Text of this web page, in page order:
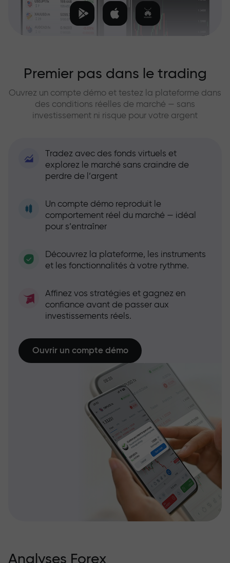
Premier pas dans le trading
Ouvrez un compte démo et testez la plateforme dans
des conditions réelles de marché — sans
investissement ni risque pour votre argent
Tradez avec des fonds virtuels et
explorez le marché sans craindre de
perdre de l’argent
Un compte démo reproduit le
comportement réel du marché — idéal
pour s’entraîner
Découvrez la plateforme, les instruments
et les fonctionnalités à votre rythme.
Affinez vos stratégies et gagnez en
confiance avant de passer aux
investissements réels.
Ouvrir un compte démo
Analyses Forex